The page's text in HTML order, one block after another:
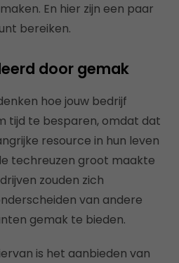
En hier zijn een paar
bereiken.
door gemak
hoe jouw bedrijf
tijd te besparen, omdat dat
resource in hun leven
techreuzen groot maakte
zouden zich
van andere
gemak te bieden.
is het aanbieden van